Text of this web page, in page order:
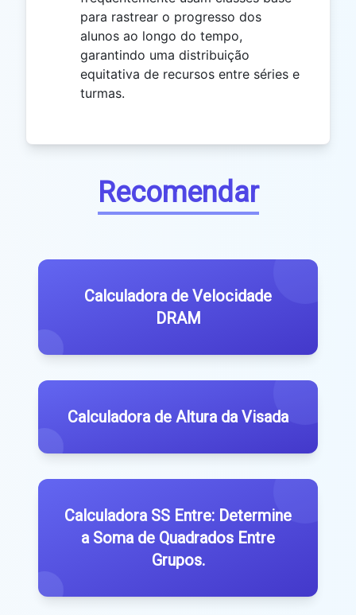
para rastrear o progresso dos
alunos ao longo do tempo,
garantindo uma distribuição
equitativa de recursos entre séries e
turmas.
Recomendar
Calculadora de Velocidade
DRAM
Calculadora de Altura da Visada
Calculadora SS Entre: Determine
a Soma de Quadrados Entre
Grupos.